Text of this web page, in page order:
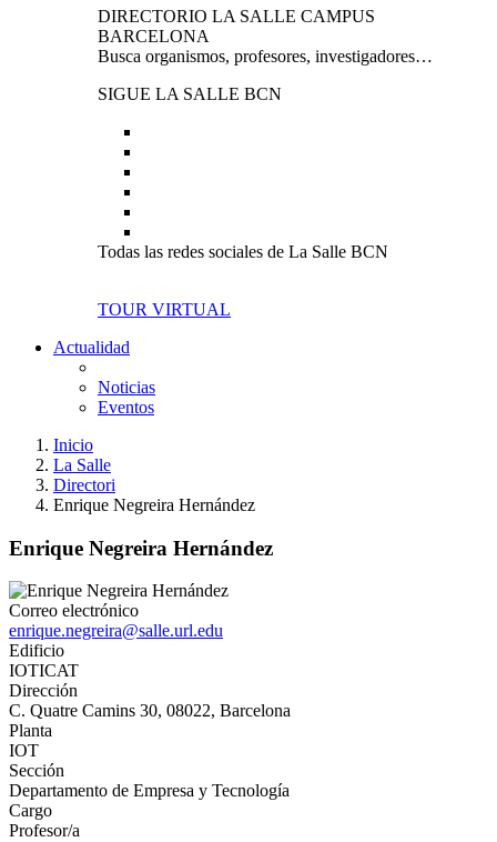
DIRECTORIO LA SALLE CAMPUS
BARCELONA
Busca organismos, profesores, investigadores…
SIGUE LA SALLE BCN
Todas las redes sociales de La Salle BCN
TOUR VIRTUAL
Actualidad
Noticias
Eventos
Inicio
La Salle
Directori
Enrique Negreira Hernández
Enrique Negreira Hernández
Correo electrónico
enrique.negreira@salle.url.edu
Edificio
IOTICAT
Dirección
C. Quatre Camins 30, 08022, Barcelona
Planta
IOT
Sección
Departamento de Empresa y Tecnología
Cargo
Profesor/a